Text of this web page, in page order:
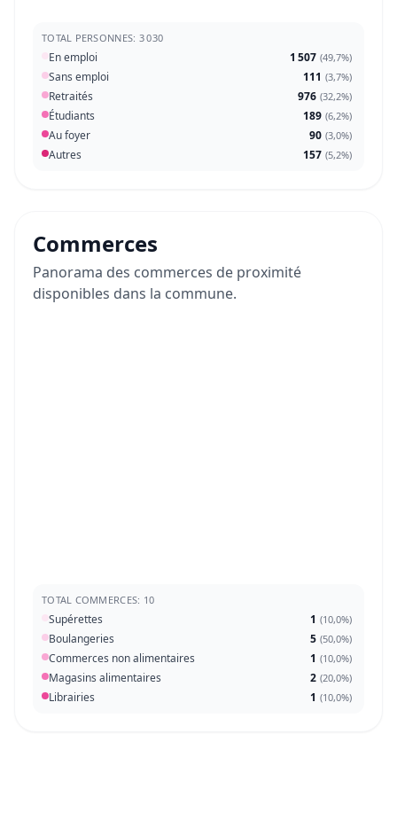
TOTAL PERSONNES: 3 030
En emploi 1 507 (49,7%)
Sans emploi 111 (3,7%)
Retraités 976 (32,2%)
Étudiants 189 (6,2%)
Au foyer 90 (3,0%)
Autres 157 (5,2%)
Commerces
Panorama des commerces de proximité
disponibles dans la commune.
TOTAL COMMERCES: 10
Supérettes 1 (10,0%)
Boulangeries 5 (50,0%)
Commerces non alimentaires 1 (10,0%)
Magasins alimentaires 2 (20,0%)
Librairies 1 (10,0%)